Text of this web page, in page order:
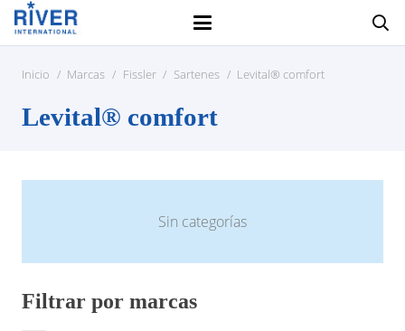
Inicio / Marcas / Fissler / Sartenes / Levital® comfort
Levital® comfort
Sin categorías
Filtrar por marcas